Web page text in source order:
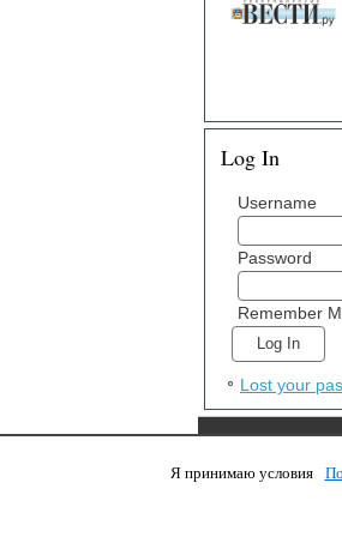
Log In
Username
Password
Remember
Lost your
Я принимаю условия